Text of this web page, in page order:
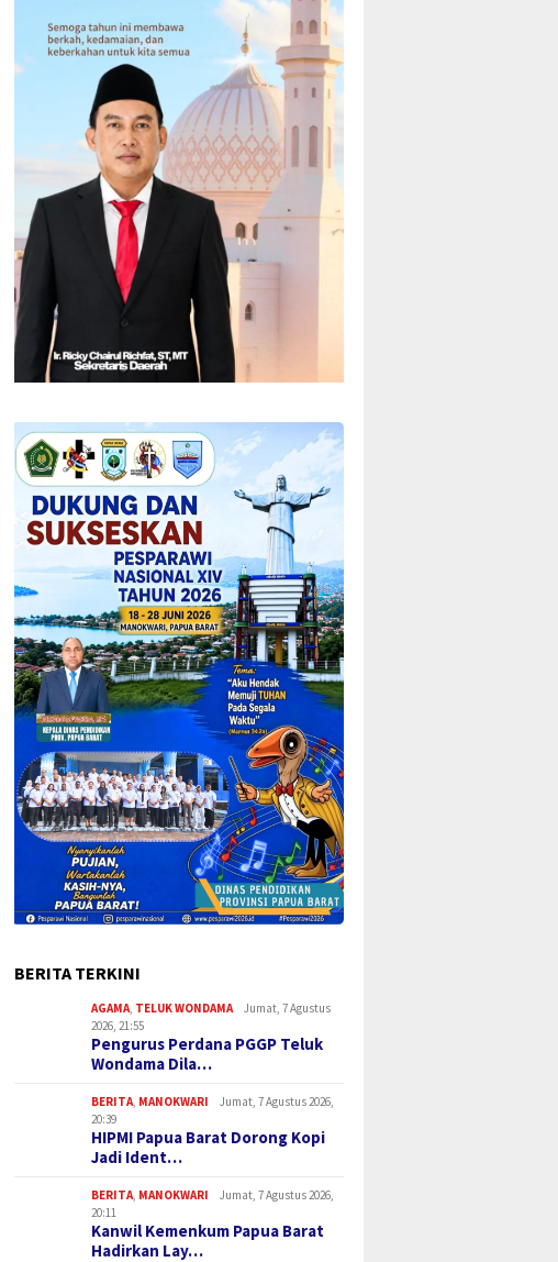
BERITA TERKINI
AGAMA TELUK WONDAMA
Jumat, 7 Agustus
2026, 21:55
Pengurus Perdana PGGP Teluk
Wondama Dila…
BERITA MANOKWARI
Jumat, 7 Agustus 2026,
20:39
HIPMI Papua Barat Dorong Kopi
Jadi Ident…
BERITA MANOKWARI
Jumat, 7 Agustus 2026,
20:11
Kanwil Kemenkum Papua Barat
Hadirkan Lay…